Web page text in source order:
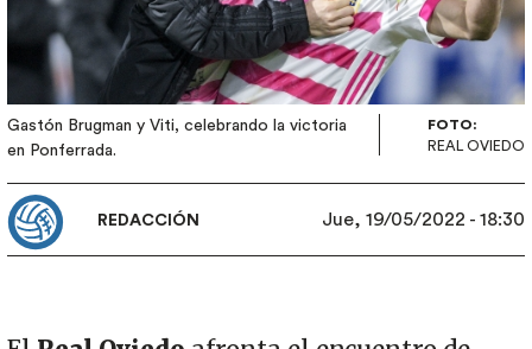
Gastón Brugman y Viti, celebrando la victoria
en Ponferrada.
FOTO:
REAL OVIEDO
REDACCIÓN Jue, 19/05/2022 - 18:30